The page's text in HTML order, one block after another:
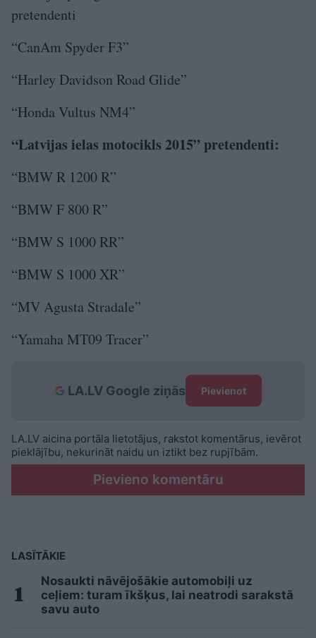
pretendenti
“CanAm Spyder F3”
“Harley Davidson Road Glide”
“Honda Vultus NM4”
“Latvijas ielas motocikls 2015” pretendenti:
“BMW R 1200 R”
“BMW F 800 R”
“BMW S 1000 RR”
“BMW S 1000 XR”
“MV Agusta Stradale”
“Yamaha MT09 Tracer”
LA.LV Google ziņās Pievienot
LA.LV aicina portāla lietotājus, rakstot komentārus, ievērot
pieklājību, nekurināt naidu un iztikt bez rupjībām.
Pievieno komentāru
LASĪTĀKIE
Nosaukti nāvējošākie automobiļi uz
ceļiem: turam īkšķus, lai neatrodi sarakstā
savu auto